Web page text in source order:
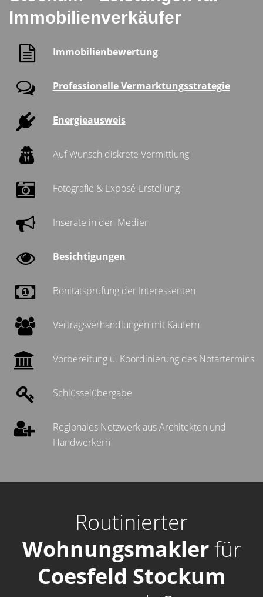
Immobilienverkäufer
Immobilienbewertung
Professionelle Vermarktungsstrategie
Energieausweis
Auf Wunsch diskrete Vermittlung
Fotografie & Exposé-Erstellung
Inserate in den Medien
Besichtigungen
Bonitätsprüfung der Interessenten
Vertragsverhandlungen mit Käufern
Vorbereitung u. Koordinierung des Notartermins
Schlüsselübergabe
Regionales Netzwerk aus Architekten und
Handwerkern
Routinierter
Wohnungsmaklerfür
Coesfeld Stockum